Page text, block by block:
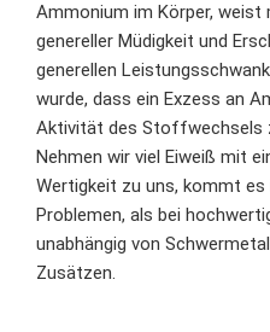
Ammonium im Körper,
genereller Müdigkeit und
generellen
wurde, dass ein Exzess an
Aktivität des Stoffwechsels
Nehmen wir viel Eiweiß mit
Wertigkeit zu uns, kommt es
Problemen, als bei
unabhängig von
Zusätzen.